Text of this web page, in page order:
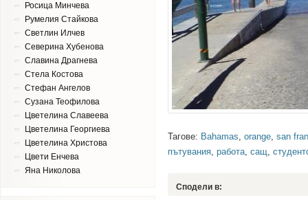
Росица Минчева
Румелия Стайкова
Светлин Илчев
Северина Хубенова
Славина Драгнева
Стела Костова
Стефан Ангелов
Сузана Теофилова
Цветeлина Славеева
Цветелина Георгиева
Цветелина Христова
Цвети Енчева
Яна Николова
Тагове: Bahamas, orange, san
пътувания, работа, сащ,
Сподели в: